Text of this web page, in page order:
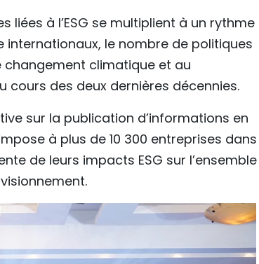
liées à l’ESG se multiplient à un rythme
internationaux, le nombre de politiques
climatique et au
des deux dernières décennies.
sur la publication d’informations en
à plus de 10 300 entreprises dans
de leurs impacts ESG sur l’ensemble